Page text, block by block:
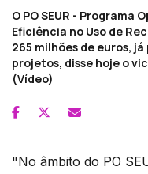
O PO SEUR -
Eficiência no Uso de
265 milhões de euros,
projetos, disse hoje o
(Vídeo)
"No âmbito do PO